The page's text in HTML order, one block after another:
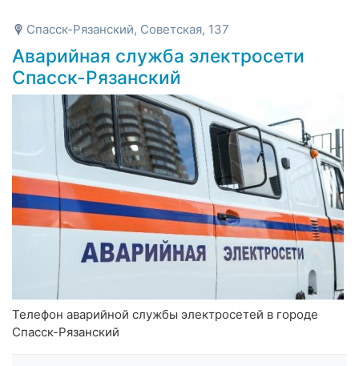
Спасск-Рязанский, Советская, 137
Аварийная служба электросети
Спасск-Рязанский
Телефон аварийной службы электросетей в городе
Спасск-Рязанский